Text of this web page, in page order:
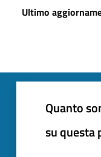
Ultimo
Quanto
su questa